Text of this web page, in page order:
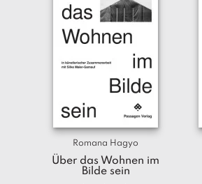
Romana Hagyo
Über das Wohnen im
Bilde sein